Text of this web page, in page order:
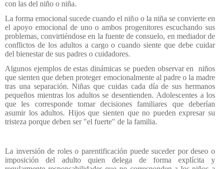
con las del niño o niña.
La forma emocional sucede cuando el niño o la niña se convierte en
el apoyo emocional de uno o ambos progenitores escuchando sus
problemas, convirtiéndose en la fuente de consuelo, en mediador de
conflictos de los adultos a cargo o cuando siente que debe cuidar
del bienestar de sus padres o cuidadores.
Algunos ejemplos de estas dinámicas se pueden observar en niños
que sienten que deben proteger emocionalmente al padre o la madre
tras una separación. Niñas que cuidas cada día de sus hermanos
pequeños mientras los adultos se desentienden. Adolescentes a los
que les corresponde tomar decisiones familiares que deberían
asumir los adultos. Hijos que sienten que no pueden expresar su
tristeza porque deben ser "el fuerte" de la familia.
La inversión de roles o parentificación puede suceder por deseo o
imposición del adulto quien delega de forma explícita y